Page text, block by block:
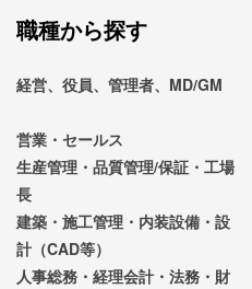
職種から探す
経営、役員、管理者、MD/GM
営業・セールス
生産管理・品質管理/保証・工場
長
建築・施工管理・内装設備・設
計（CAD等）
人事総務・経理会計・法務・財